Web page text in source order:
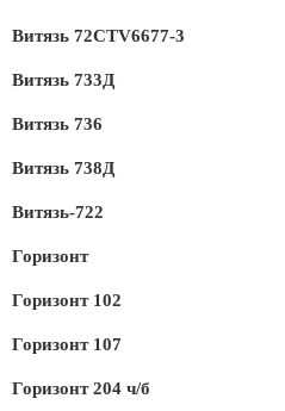
Витязь 72CTV6677-3
Витязь 733Д
Витязь 736
Витязь 738Д
Витязь-722
Горизонт
Горизонт 102
Горизонт 107
Горизонт 204 ч/б